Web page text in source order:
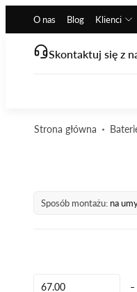
O nas Blog Klienci
Skontaktuj się z
Strona główna
Sposób montażu: na
-